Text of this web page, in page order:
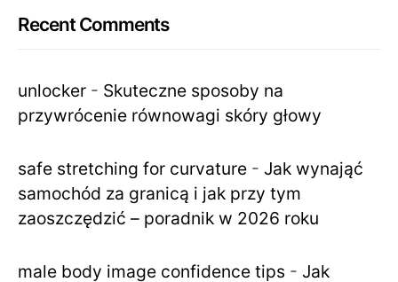
Recent Comments
unlocker - Skuteczne sposoby na
przywrócenie równowagi skóry głowy
safe stretching for curvature - Jak wynająć
samochód za granicą i jak przy tym
zaoszczędzić – poradnik w 2026 roku
male body image confidence tips - Jak